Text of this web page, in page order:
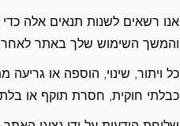
אנו רשאים לשנות תנאים אלה
והמשך השימוש שלך באתר לאחר
כל ויתור, שינוי, הוספה או
כבלתי חוקית, חסרת תוקף או